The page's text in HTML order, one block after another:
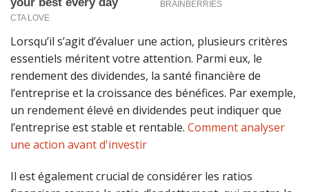
Lorsqu’il s’agit d’évaluer une action, plusieurs critères
essentiels méritent votre attention. Parmi eux, le
rendement des dividendes, la santé financière de
l’entreprise et la croissance des bénéfices. Par exemple,
un rendement élevé en dividendes peut indiquer que
l’entreprise est stable et rentable. Comment analyser
une action avant d'investir
Il est également crucial de considérer les ratios